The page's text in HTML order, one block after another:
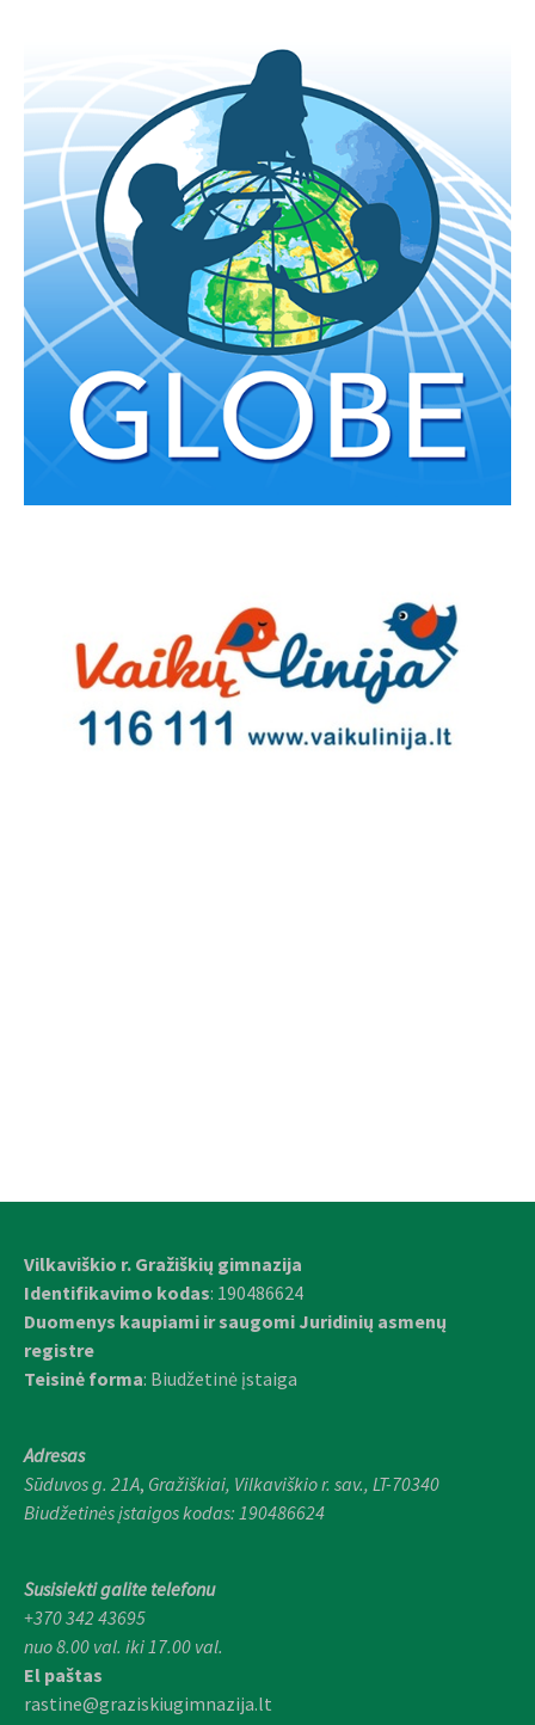
Vilkaviškio r. Gražiškių gimnazija
Identifikavimo kodas: 190486624
Duomenys kaupiami ir saugomi Juridinių asmenų
registre
Teisinė forma: Biudžetinė įstaiga
Adresas
Sūduvos g. 21A, Gražiškiai, Vilkaviškio r. sav., LT-70340
Biudžetinės įstaigos kodas: 190486624
Susisiekti galite telefonu
+370 342 43695
nuo 8.00 val. iki 17.00 val.
El paštas
rastine@graziskiugimnazija.lt